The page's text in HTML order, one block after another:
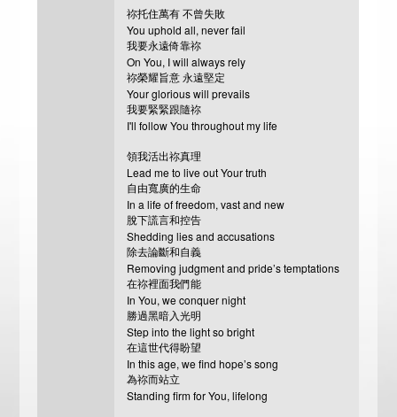
祢托住萬有 不曾失敗
You uphold all, never fail
我要永遠倚靠祢
On You, I will always rely
祢榮耀旨意 永遠堅定
Your glorious will prevails
我要緊緊跟隨祢
I'll follow You throughout my life
領我活出祢真理
Lead me to live out Your truth
自由寬廣的生命
In a life of freedom, vast and new
脫下謊言和控告
Shedding lies and accusations
除去論斷和自義
Removing judgment and pride’s temptations
在祢裡面我們能
In You, we conquer night
勝過黑暗入光明
Step into the light so bright
在這世代得盼望
In this age, we find hope’s song
為祢而站立
Standing firm for You, lifelong